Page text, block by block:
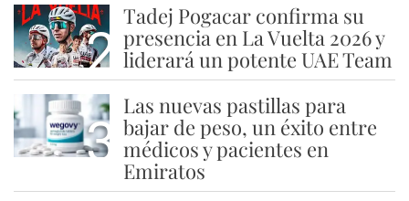
2
Tadej Pogacar confirma su
presencia en La Vuelta 2026 y
liderará un potente UAE Team
3
Las nuevas pastillas para
bajar de peso, un éxito entre
médicos y pacientes en
Emiratos